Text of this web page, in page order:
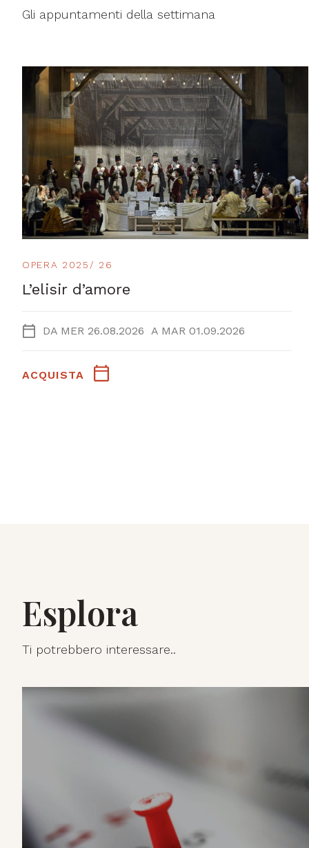
Gli appuntamenti della settimana
OPERA 2025/ 26
L’elisir d’amore
DA MER 26.08.2026 A MAR 01.09.2026
ACQUISTA
Esplora
Ti potrebbero interessare..